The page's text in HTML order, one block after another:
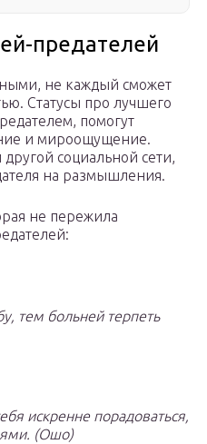
предателей
не каждый сможет
Статусы про лучшего
помогут
и мироощущение.
другой социальной сети,
на размышления.
не пережила
тем больней терпеть
искренне порадоваться,
(Ошо)